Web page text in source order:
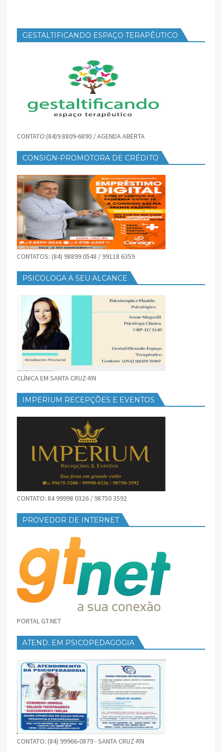
GESTALTIFICANDO ESPAÇO TERAPÊUTICO
CONTATO:(84)9.8809-6890 / AGENDA ABERTA
CONSIGN-PROMOTORA DE CRÉDITO
CONTATOS: (84) 98899 0548 / 99118 6359
PSICOLOGA A SEU ALCANCE
CLÍNICA EM SANTA CRUZ-RN
IMPERIUM RECEPÇÕES E EVENTOS
CONTATO: 84 99998 0326 / 98750 3592
PROVEDOR DE INTERNET
PORTAL GT.NET
ATEND. EM PSICOPEDAGOGIA
CONTATO: (84) 99966-0879 - SANTA CRUZ-RN